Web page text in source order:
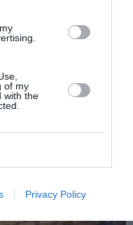
of my
with the
Privacy Policy
mii de
cu Armand
– România
DE